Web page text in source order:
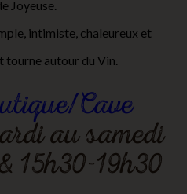
Joyeuse.
intimiste, chaleureux et
autour du Vin.
Cave
au samedi
15h30-19h30